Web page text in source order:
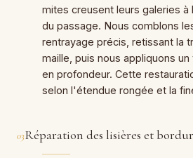
mites creusent leurs galeries
du passage. Nous comblons
rentrayage précis, retissant la
maille, puis nous appliquons
en profondeur. Cette
selon l'étendue rongée et la
03Réparation des lisières et